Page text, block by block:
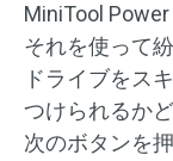
MiniTool
それを使って
ドライブをス
つけられるか
次のボタンを